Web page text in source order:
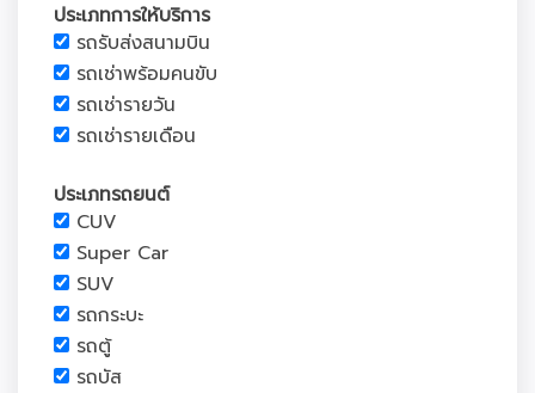
ประเภทการให้บริการ
รถรับส่งสนามบิน
รถเช่าพร้อมคนขับ
รถเช่ารายวัน
รถเช่ารายเดือน
ประเภทรถยนต์
CUV
Super Car
SUV
รถกระบะ
รถตู้
รถบัส